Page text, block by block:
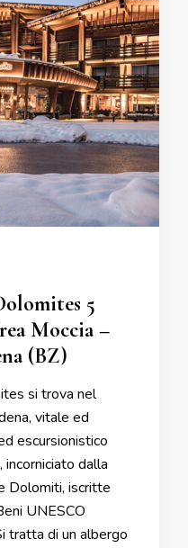
5
Moccia –
(BZ)
si trova nel
vitale ed
escursionistico
dalla
Dolomiti, iscritte
UNESCO
tratta di un albergo